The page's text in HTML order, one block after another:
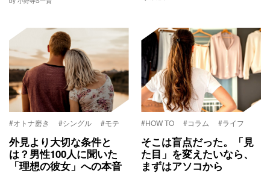
#オトナ磨き #シングル #モテ
外見より大切な条件と
は？男性100人に聞いた
「理想の彼女」への本音
#HOW TO #コラム #ライフ
そこは盲点だった。「見
た目」を変えたいなら、
まずはアソコから